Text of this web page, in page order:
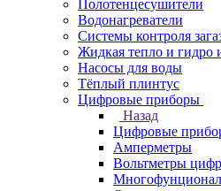
Полотенцесушители
Водонагреватели
Системы контроля
Жидкая тепло и гидро
Насосы для воды
Тёплый плинтус
Цифровые приборы
Назад
Цифровые
Амперметры
Вольтметры